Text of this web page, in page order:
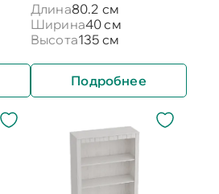
Длина80.2 см
Ширина40 см
Высота135 см
Подробнее